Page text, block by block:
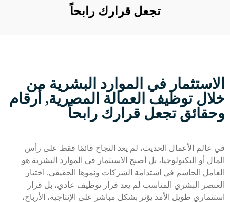
تجعل قرارك رابحاً
الاستثمار في الموارد البشرية من
خلال توظيف العمالة المصرية, أرقام
وحقائق تجعل قرارك رابحاً
في عالم الأعمال الحديث، لم يعد النجاح قائمًا فقط على رأس
المال أو التكنولوجيا، بل أصبح الاستثمار في الموارد البشرية هو
العامل الحاسم في استدامة الشركات ونموها الحقيقي. اختيار
العنصر البشري المناسب لم يعد قرار توظيف عادي، بل قرار
استثماري طويل الأمد يؤثر بشكل مباشر على الإنتاجية، الأرباح،